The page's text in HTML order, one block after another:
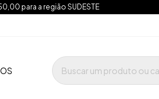
para a região SUDESTE